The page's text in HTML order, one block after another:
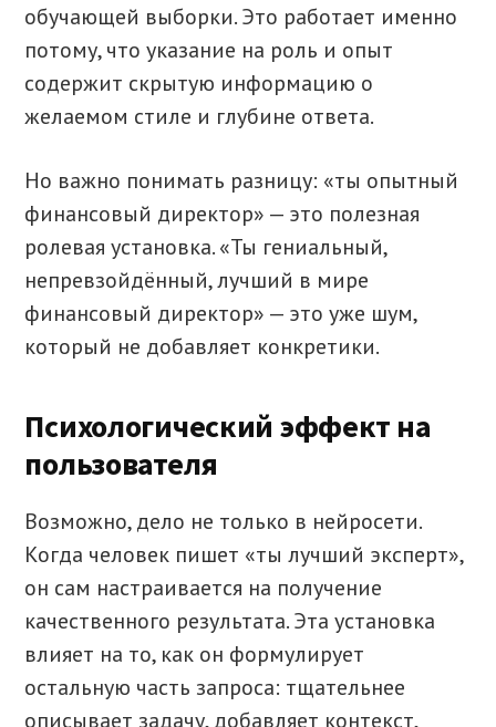
обучающей выборки. Это работает именно
потому, что указание на роль и опыт
содержит скрытую информацию о
желаемом стиле и глубине ответа.
Но важно понимать разницу: «ты опытный
финансовый директор» — это полезная
ролевая установка. «Ты гениальный,
непревзойдённый, лучший в мире
финансовый директор» — это уже шум,
который не добавляет конкретики.
Психологический эффект на
пользователя
Возможно, дело не только в нейросети.
Когда человек пишет «ты лучший эксперт»,
он сам настраивается на получение
качественного результата. Эта установка
влияет на то, как он формулирует
остальную часть запроса: тщательнее
описывает задачу, добавляет контекст,